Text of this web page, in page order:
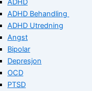
ADHD
ADHD Behandling
ADHD Utredning
Angst
Bipolar
Depresjon
OCD
PTSD